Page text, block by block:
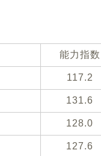
能力指数
117.2
131.6
128.0
127.6